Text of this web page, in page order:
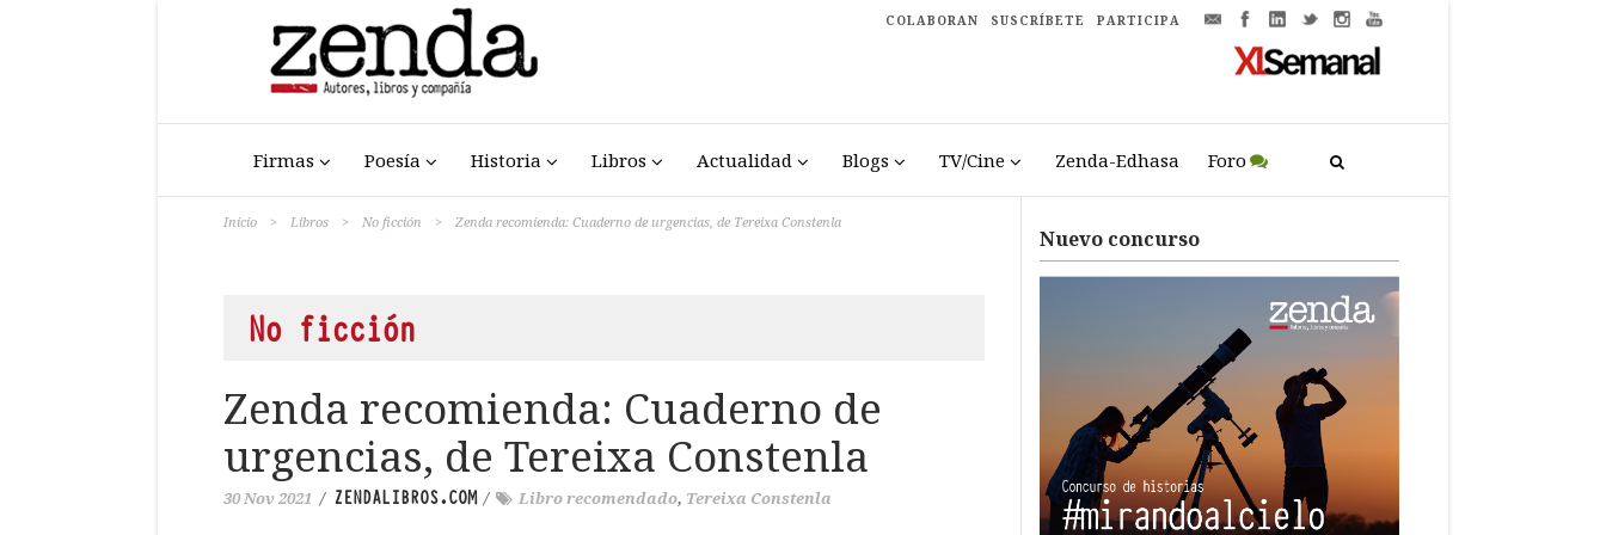
COLABORAN SUSCRÍBETE PARTICIPA
Firmas Poesía Historia Libros Actualidad Blogs TV/Cine Zenda-Edhasa Foro
Inicio > Libros > No ficción > Zenda recomienda: Cuaderno de urgencias, de Tereixa Constenla
No ficción
Zenda recomienda: Cuaderno de
urgencias, de Tereixa Constenla
30 Nov 2021 / ZENDALIBROS.COM/ Libro recomendado, Tereixa Constenla
Nuevo concurso